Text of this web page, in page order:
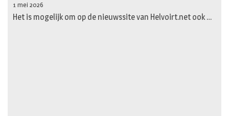
1 mei 2026
Het is mogelijk om op de nieuwssite van Helvoirt.net ook …